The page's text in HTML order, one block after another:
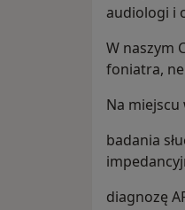
audiologi i
W naszym
foniatra,
Na
badania
diagnozę